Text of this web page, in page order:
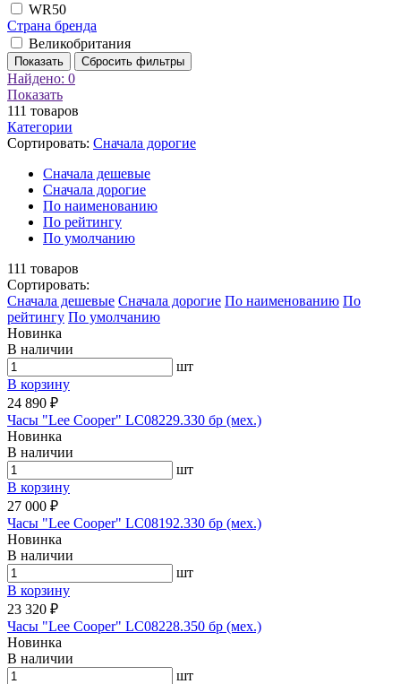
WR50
Страна бренда
Великобритания
Показать Сбросить фильтры
Найдено: 0
Показать
111 товаров
Категории
Сортировать: Cначала дорогие
Cначала дешевые
Cначала дорогие
По наименованию
По рейтингу
По умолчанию
111 товаров
Сортировать:
Cначала дешевые Cначала дорогие По наименованию По
рейтингу По умолчанию
Новинка
В наличии
шт
В корзину
24 890 ₽
Часы "Lee Cooper" LC08229.330 бр (мех.)
Новинка
В наличии
шт
В корзину
27 000 ₽
Часы "Lee Cooper" LC08192.330 бр (мех.)
Новинка
В наличии
шт
В корзину
23 320 ₽
Часы "Lee Cooper" LC08228.350 бр (мех.)
Новинка
В наличии
шт